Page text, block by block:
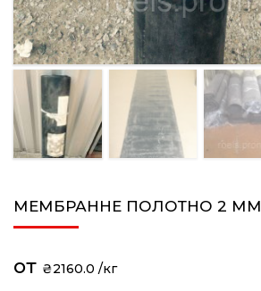
МЕМБРАННЕ ПОЛОТНО 2 ММ
₴2160.0